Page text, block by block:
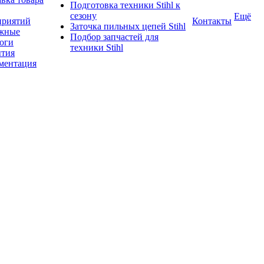
Подготовка техники Stihl к
сезону
Заточка пильных цепей Stihl
Подбор запчастей для
техники Stihl
Контакты Ещё